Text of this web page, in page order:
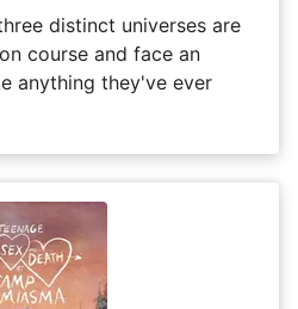
distinct universes are
course and face an
anything they've ever